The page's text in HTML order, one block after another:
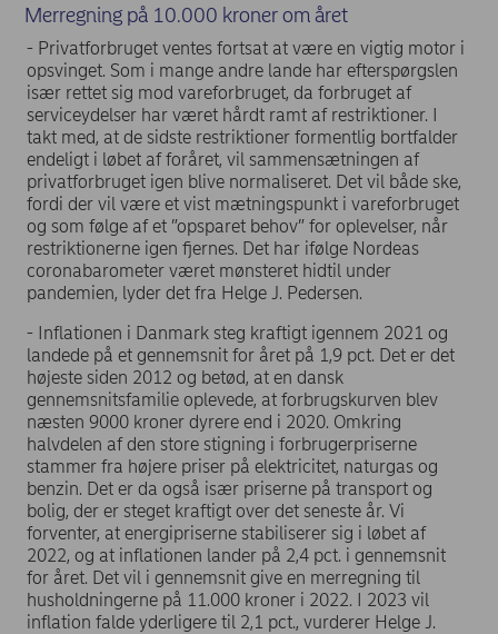
Merregning på 10.000 kroner om året
- Privatforbruget ventes fortsat at være en vigtig motor i
opsvinget. Som i mange andre lande har efterspørgslen
især rettet sig mod vareforbruget, da forbruget af
serviceydelser har været hårdt ramt af restriktioner. I
takt med, at de sidste restriktioner formentlig bortfalder
endeligt i løbet af foråret, vil sammensætningen af
privatforbruget igen blive normaliseret. Det vil både ske,
fordi der vil være et vist mætningspunkt i vareforbruget
og som følge af et ”opsparet behov” for oplevelser, når
restriktionerne igen fjernes. Det har ifølge Nordeas
coronabarometer været mønsteret hidtil under
pandemien, lyder det fra Helge J. Pedersen.
- Inflationen i Danmark steg kraftigt igennem 2021 og
landede på et gennemsnit for året på 1,9 pct. Det er det
højeste siden 2012 og betød, at en dansk
gennemsnitsfamilie oplevede, at forbrugskurven blev
næsten 9000 kroner dyrere end i 2020. Omkring
halvdelen af den store stigning i forbrugerpriserne
stammer fra højere priser på elektricitet, naturgas og
benzin. Det er da også især priserne på transport og
bolig, der er steget kraftigt over det seneste år. Vi
forventer, at energipriserne stabiliserer sig i løbet af
2022, og at inflationen lander på 2,4 pct. i gennemsnit
for året. Det vil i gennemsnit give en merregning til
husholdningerne på 11.000 kroner i 2022. I 2023 vil
inflation falde yderligere til 2,1 pct., vurderer Helge J.